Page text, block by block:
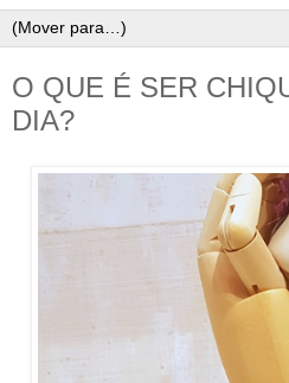
O QUE É SER
DIA?